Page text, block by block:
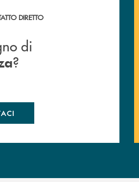
?&nbsp;
DIRETTO
di
?